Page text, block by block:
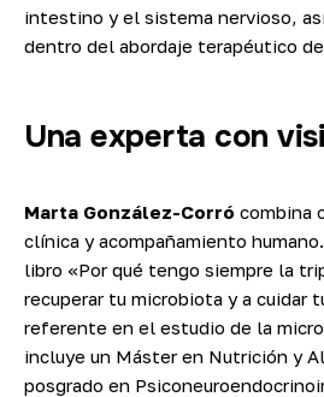
intestino y el sistema nervioso,
dentro del abordaje terapéutico de
Una experta con
Marta González-Corró combina
clínica y acompañamiento
libro «Por qué tengo siempre la
recuperar tu microbiota y a cuidar
referente en el estudio de la
incluye un Máster en Nutrición y
posgrado en